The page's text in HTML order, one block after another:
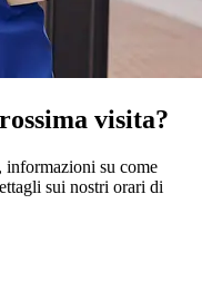
visita?
informazioni su come
sui nostri orari di